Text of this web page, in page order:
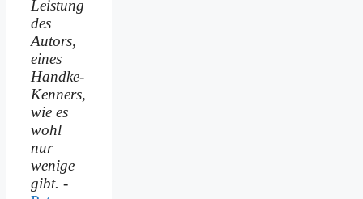
Leistung
des
Autors,
eines
Handke-
Kenners,
wie es
wohl
nur
wenige
gibt. -